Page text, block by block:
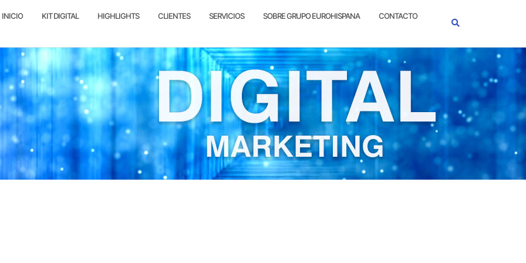
INICIO KIT DIGITAL HIGHLIGHTS CLIENTES SERVICIOS SOBRE GRUPO EUROHISPANA CONTACTO